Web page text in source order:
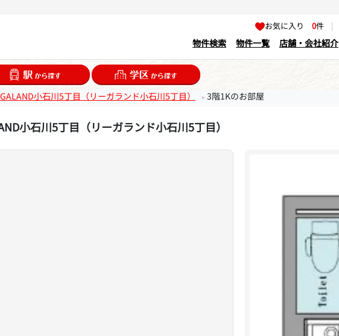
お気に入り0件 |
物件検索 物件一覧 店舗・会社紹介
小石川5丁目（リーガランド小石川5丁目） 3階1Kのお部屋
小石川5丁目（リーガランド小石川5丁目）